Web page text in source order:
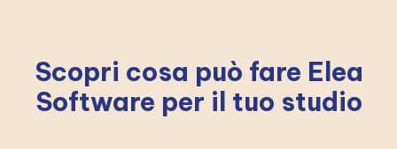
Scopri cosa può fare Elea
Software per il tuo studio